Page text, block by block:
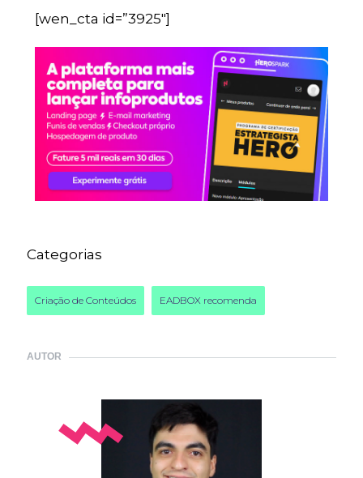
[wen_cta id=”3925″]
Categorias
Criação de Conteúdos EADBOX recomenda
AUTOR